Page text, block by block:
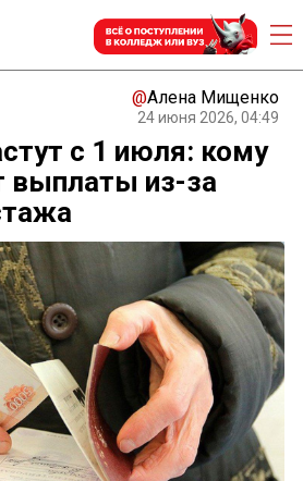
@Алена Мищенко
24 июня 2026, 04:49
с 1 июля: кому
выплаты из-за